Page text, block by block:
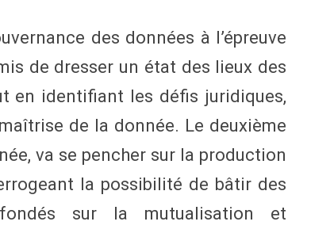
des données à l’épreuve
de dresser un état des lieux des
en identifiant les défis juridiques,
de la donnée. Le deuxième
va se pencher sur la production
la possibilité de bâtir des
sur la mutualisation et